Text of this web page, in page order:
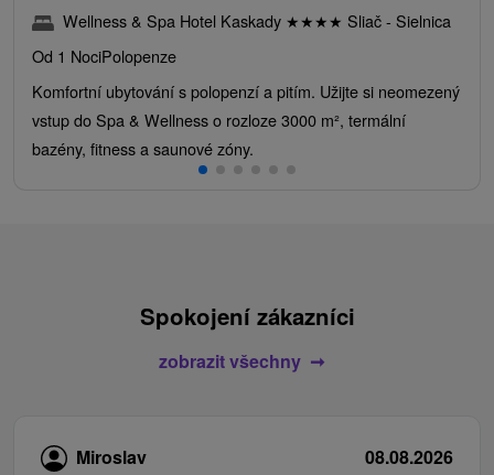
Wellness & Spa Hotel Kaskady ★★★★ Sliač - Sielnica
Od 1 NociPolopenze
Komfortní ubytování s polopenzí a pitím. Užijte si neomezený
vstup do Spa & Wellness o rozloze 3000 m², termální
bazény, fitness a saunové zóny.
Spokojení zákazníci
zobrazit všechny
Miroslav
08.08.2026